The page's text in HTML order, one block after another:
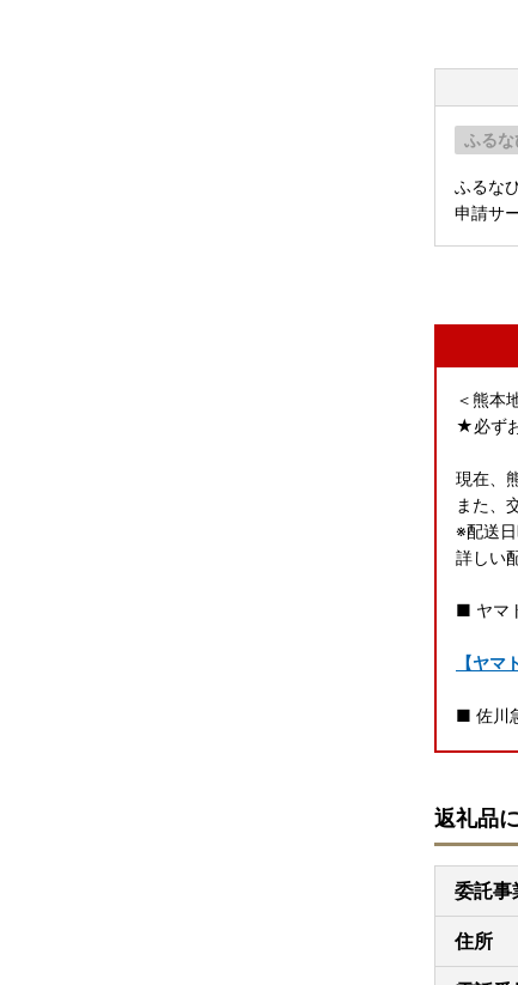
ふる
ふるな
申請サ
＜熊本
★必ず
現在、
また、
※配送
詳しい
■ ヤマ
【ヤマ
■ 佐川
■ 日本
【日本
申し上
返礼品
委託事
住所